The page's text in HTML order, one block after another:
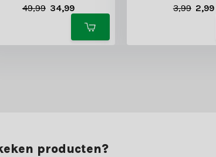
lampjes
49,99 34,99 3,99 2,99
producten?